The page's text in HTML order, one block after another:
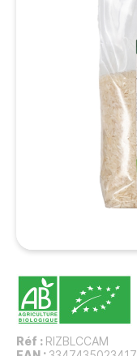
Réf : RIZBLCCAM